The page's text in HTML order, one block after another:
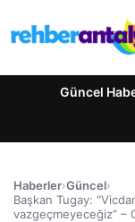
Güncel
Haberler›Güncel›
Başkan Tugay:
vazgeçmeyeceğiz” –